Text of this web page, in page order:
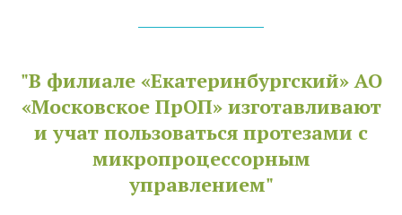
"В филиале «Екатеринбургский» АО
«Московское ПрОП» изготавливают
и учат пользоваться протезами с
микропроцессорным
управлением"